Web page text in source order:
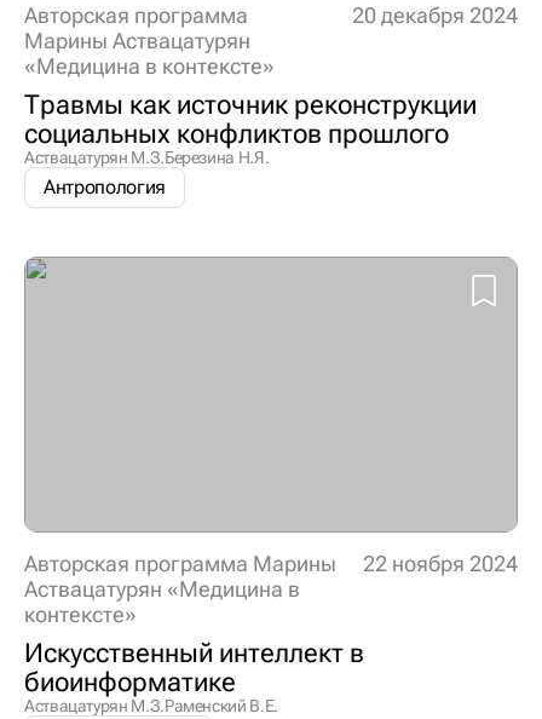
Авторская программа
Марины Аствацатурян
«Медицина в контексте»
20 декабря 2024
Травмы как источник реконструкции
социальных конфликтов прошлого
Аствацатурян М.З.Березина Н.Я.
Антропология
Авторская программа Марины
Аствацатурян «Медицина в
контексте»
22 ноября 2024
Искусственный интеллект в
биоинформатике
Аствацатурян М.З.Раменский В.Е.